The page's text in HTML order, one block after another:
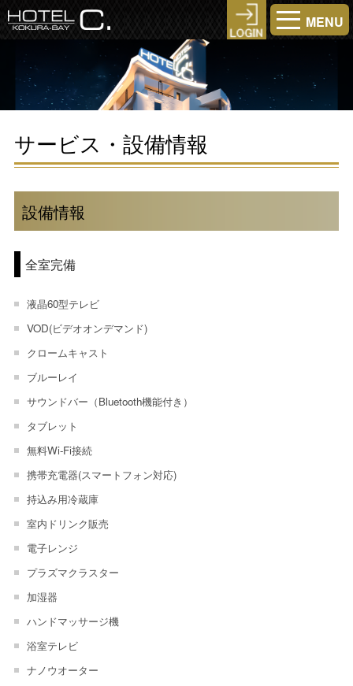
MENU
サービス・設備情報
設備情報
全室完備
液晶60型テレビ
VOD(ビデオオンデマンド)
クロームキャスト
ブルーレイ
サウンドバー（Bluetooth機能付き）
タブレット
無料Wi-Fi接続
携帯充電器(スマートフォン対応)
持込み用冷蔵庫
室内ドリンク販売
電子レンジ
プラズマクラスター
加湿器
ハンドマッサージ機
浴室テレビ
ナノウオーター